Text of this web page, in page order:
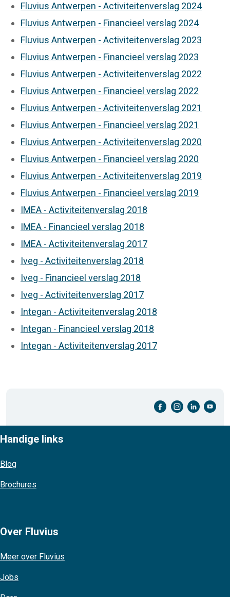
Fluvius Antwerpen - Activiteitenverslag 2024
Fluvius Antwerpen - Financieel verslag 2024
Fluvius Antwerpen - Activiteitenverslag 2023
Fluvius Antwerpen - Financieel verslag 2023
Fluvius Antwerpen - Activiteitenverslag 2022
Fluvius Antwerpen - Financieel verslag 2022
Fluvius Antwerpen - Activiteitenverslag 2021
Fluvius Antwerpen - Financieel verslag 2021
Fluvius Antwerpen - Activiteitenverslag 2020
Fluvius Antwerpen - Financieel verslag 2020
Fluvius Antwerpen - Activiteitenverslag 2019
Fluvius Antwerpen - Financieel verslag 2019
IMEA - Activiteitenverslag 2018
IMEA - Financieel verslag 2018
IMEA - Activiteitenverslag 2017
Iveg - Activiteitenverslag 2018
Iveg - Financieel verslag 2018
Iveg - Activiteitenverslag 2017
Integan - Activiteitenverslag 2018
Integan - Financieel verslag 2018
Integan - Activiteitenverslag 2017
facebook-cirkel instagram-cirkel linkedin-cirkel youtube-cirkel
Handige links
Blog
Brochures
Over Fluvius
Meer over Fluvius
Jobs